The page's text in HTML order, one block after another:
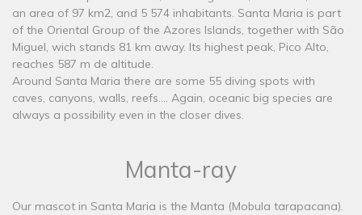
an area of 97 km2, and 5 574 inhabitants. Santa Maria is part
of the Oriental Group of the Azores Islands, together with São
Miguel, wich stands 81 km away. Its highest peak, Pico Alto,
reaches 587 m de altitude.
Around Santa Maria there are some 55 diving spots with
caves, canyons, walls, reefs.... Again, oceanic big species are
always a possibility even in the closer dives.
Manta-ray
​Our mascot in Santa Maria is the Manta (Mobula tarapacana).